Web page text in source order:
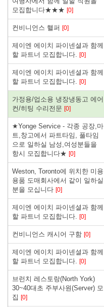
모집합니다★★★ [0]
컨비니언스 핼퍼 [0]
제이엔 에이치 파이넨셜과 함께
할 파트너 모집합니다.
[0]
제이엔 에이치 파이넨셜과 함께
할 파트너 모집합니다.
[0]
가정용/업소용 냉장냉동고 에어
컨/히팅 수리전문 [0]
★Yonge Service - 각종 공장,마
트,창고에서 파트타임, 풀타임
으로 일하실 남성,여성분들을
항시 모집합니다★ [0]
Weston, Toronto에 위치한 미용
용품 도매회사에서 같이 일하실
분을 모십니다 [0]
제이엔 에이치 파이넨셜과 함께
할 파트너 모집합니다.
[0]
컨비니언스 캐시어 구함 [0]
제이엔 에이치 파이넨셜과 함께
할 파트너 모집합니다.
[0]
브런치 레스토랑(North York)
30~40대초 주부사원(Server) 모
집 [0]